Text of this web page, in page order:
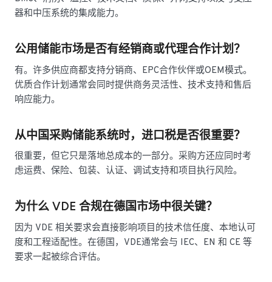
器和中压系统的集成能力。
公用储能市场是否有经销商或代理合作计划？
有。许多供应商都支持分销商、EPC合作伙伴或OEM模式。
优质合作计划通常会同时提供商务灵活性、技术支持和售后
响应能力。
从中国采购储能系统时，进口税是否很重要？
很重要，但它只是落地总成本的一部分。采购方还应同时考
虑运费、保险、包装、认证、调试支持和项目执行风险。
为什么 VDE 合规在德国市场中很关键？
因为 VDE 相关要求会直接影响项目的技术信任度、本地认可
度和工程适配性。在德国，VDE通常会与 IEC、EN 和 CE 等
要求一起被综合评估。